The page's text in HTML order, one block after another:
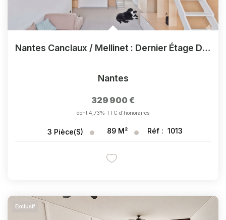
Nantes Canclaux / Mellinet : Dernier Étage D'exception Entièrement Rénové Avec Goût
Nantes
329 900 €
dont 4,73% TTC d'honoraires
3 Pièce(s) 89 M² Réf : 1013
Exclusif